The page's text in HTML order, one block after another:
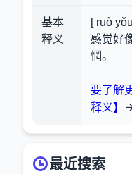
基本
释义
[ ruò
感觉好
惘。
要了解
释义】
最近搜索